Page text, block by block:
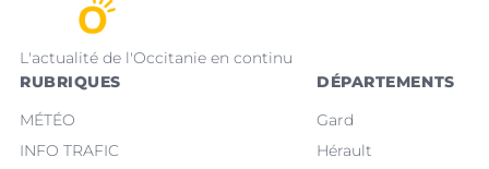
L'actualité de l'Occitanie en continu
RUBRIQUES
MÉTÉO
INFO TRAFIC
DÉPARTEMENTS
Gard
Hérault